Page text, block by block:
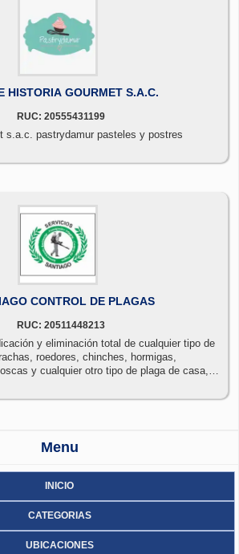
ARTE E HISTORIA GOURMET S.A.C.
RUC: 20555431199
arte e historia gourmet s.a.c. pastrydamur pasteles y postres
CONTROL DE PLAGAS
RUC: 20511448213
y eliminación total de cualquier tipo de
roedores, chinches, hormigas,
de casa,
y jardines.
Menu
INICIO
CATEGORIAS
UBICACIONES